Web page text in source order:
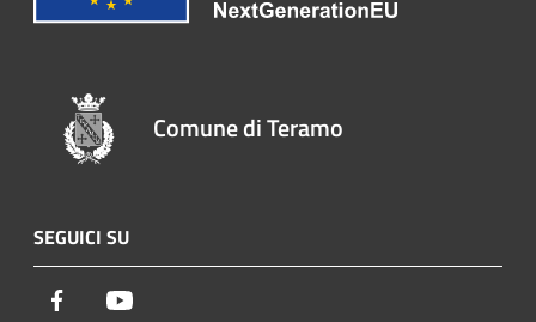
Comune di Teramo
SEGUICI SU
Facebook